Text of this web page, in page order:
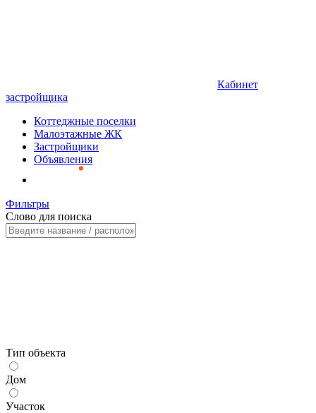
Кабинет
застройщика
Коттеджные поселки
Малоэтажные ЖК
Застройщики
Объявления
Фильтры
Слово для поиска
Тип объекта
Дом
Участок